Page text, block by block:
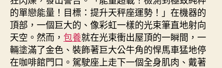
的單戀能量！目標：提升天秤座運勢！」在機器的
頂部，一個巨大的、像彩虹一樣的光束筆直地射向
天空。然而， 包養就在光束衝出屋頂的一瞬間，一
輛塗滿了金色、裝飾著巨大公牛角的悍馬車猛地停
在咖啡館門口。駕駛座上走下一個全身肌肉、戴著